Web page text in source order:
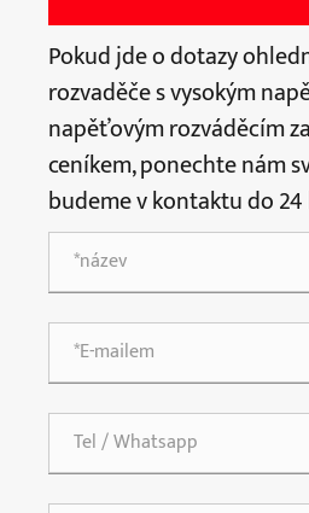
Pokud jde o dotazy
rozvaděče s vysokým
napěťovým rozváděcím
ceníkem, ponechte nám
budeme v kontaktu do